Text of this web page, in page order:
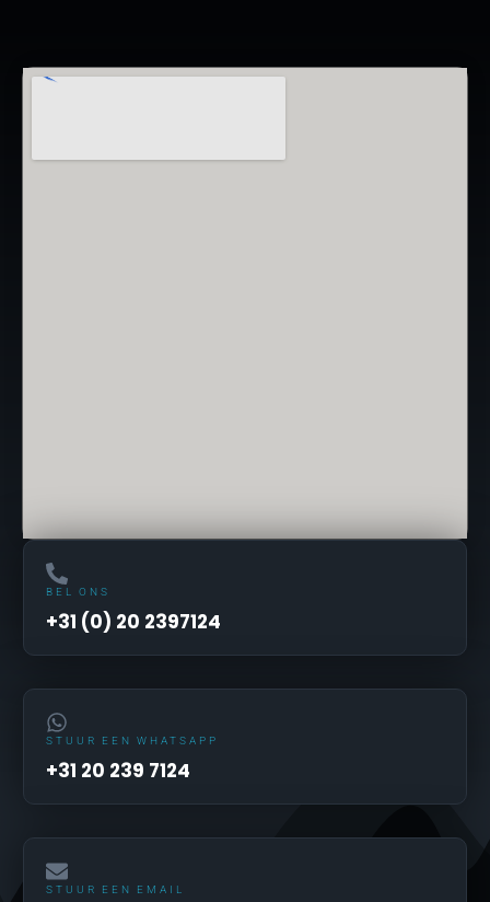
BEL ONS
+31 (0) 20 2397124
STUUR EEN WHATSAPP
+31 20 239 7124
STUUR EEN EMAIL